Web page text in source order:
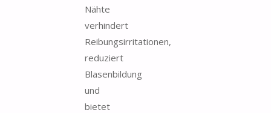
Nähte
verhindert
Reibungsirritationen,
reduziert
Blasenbildung
und
bietet